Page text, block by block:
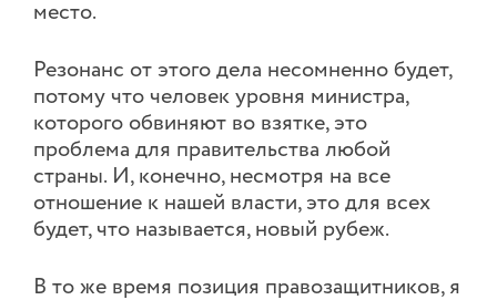
место.
Резонанс от этого дела несомненно будет,
потому что человек уровня министра,
которого обвиняют во взятке, это
проблема для правительства любой
страны. И, конечно, несмотря на все
отношение к нашей власти, это для всех
будет, что называется, новый рубеж.
В то же время позиция правозащитников, я